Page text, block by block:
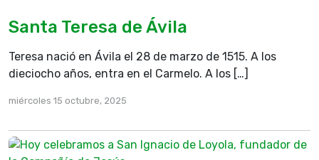
Santa Teresa de Ávila
Teresa nació en Ávila el 28 de marzo de 1515. A los
dieciocho años, entra en el Carmelo. A los […]
miércoles 15 octubre, 2025